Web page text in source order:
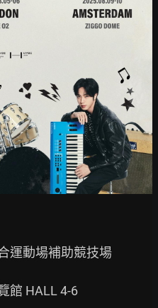
運動場補助競技場
館 HALL 4-6